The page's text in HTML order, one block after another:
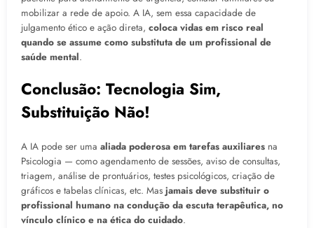
mobilizar a rede de apoio. A IA, sem essa capacidade de
julgamento ético e ação direta, coloca vidas em risco real
quando se assume como substituta de um profissional de
saúde mental.
Conclusão: Tecnologia Sim,
Substituição Não!
A IA pode ser uma aliada poderosa em tarefas auxiliares na
Psicologia — como agendamento de sessões, aviso de consultas,
triagem, análise de prontuários, testes psicológicos, criação de
gráficos e tabelas clínicas, etc. Mas jamais deve substituir o
profissional humano na condução da escuta terapêutica, no
vínculo clínico e na ética do cuidado.